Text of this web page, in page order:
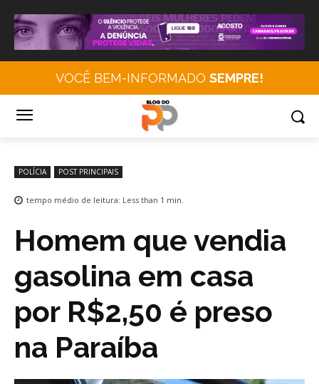
VOCÊ BEM-INFORMADO SEMPRE!
POLÍCIA POST PRINCIPAIS
tempo médio de leitura: Less than 1 min.
Homem que vendia
gasolina em casa
por R$2,50 é preso
na Paraíba